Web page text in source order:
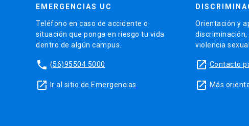
EMERGENCIAS UC
Teléfono en caso de accidente o
situación que ponga en riesgo tu vida
dentro de algún campus.
phone (56)95504 5000
launch Ir al sitio de Emergencias
Orientación y
discriminación,
violencia sexual.
launch Contacto
launch Más